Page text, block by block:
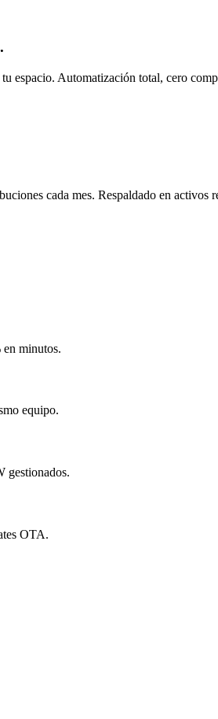
espacio. Automatización total, cero
cada mes. Respaldado en activos
minutos.
equipo.
gestionados.
OTA.